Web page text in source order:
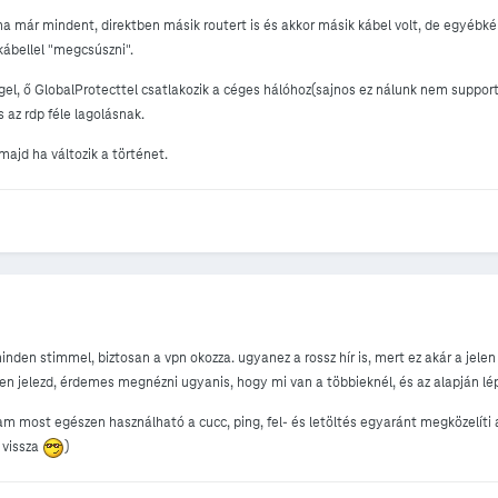
már mindent, direktben másik routert is és akkor másik kábel volt, de
"megcsúszni".
ő GlobalProtecttel csatlakozik a céges hálóhoz(sajnos ez nálunk nem
az rdp féle lagolásnak.
ha változik a történet.
stimmel, biztosan a vpn okozza. ugyanez a rossz hír is, mert ez akár a
jelezd, érdemes megnézni ugyanis, hogy mi van a többieknél, és az alapján
most egészen használható a cucc, ping, fel- és letöltés egyaránt
)